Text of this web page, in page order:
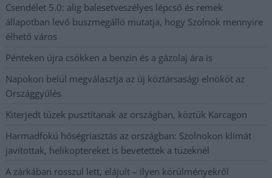
Csendélet 5.0: alig balesetveszélyes lépcső és remek
állapotban levő buszmegálló mutatja, hogy Szolnok mennyire
élhető város
Pénteken újra csökken a benzin és a gázolaj ára is
Napokon belül megválasztja az új köztársasági elnököt az
Országgyűlés
Kiterjedt tüzek pusztítanak az országban, köztük Karcagon
Harmadfokú hőségriasztás az országban: Szolnokon klímát
javítottak, helikoptereket is bevetettek a tüzeknél
A zárkában rosszul lett, elájult – ilyen körülményekről